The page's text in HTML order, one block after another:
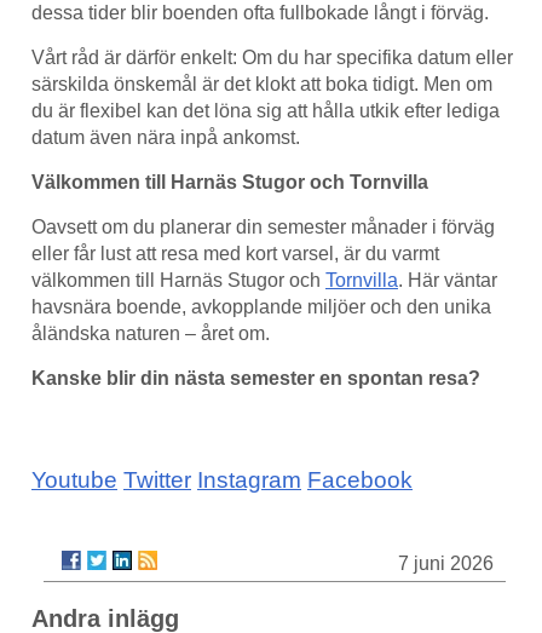
dessa tider blir boenden ofta fullbokade långt i förväg.
Vårt råd är därför enkelt: Om du har specifika datum eller
särskilda önskemål är det klokt att boka tidigt. Men om
du är flexibel kan det löna sig att hålla utkik efter lediga
datum även nära inpå ankomst.
Välkommen till Harnäs Stugor och Tornvilla
Oavsett om du planerar din semester månader i förväg
eller får lust att resa med kort varsel, är du varmt
välkommen till Harnäs Stugor och Tornvilla. Här väntar
havsnära boende, avkopplande miljöer och den unika
åländska naturen – året om.
Kanske blir din nästa semester en spontan resa?
Youtube Twitter Instagram Facebook
7 juni 2026
Andra inlägg